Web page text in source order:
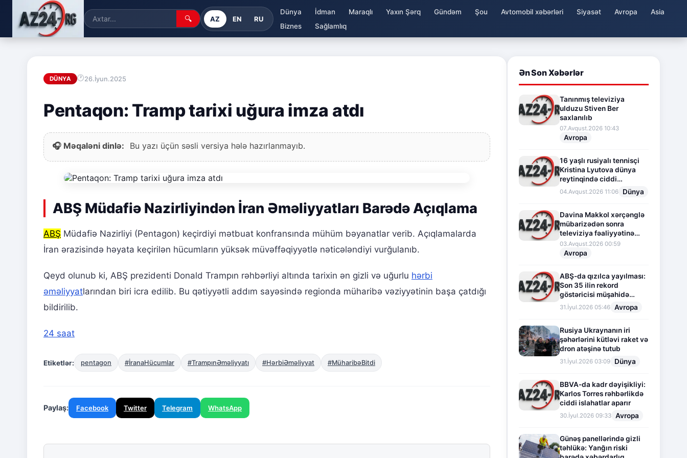
🔍 AZ EN RU
Dünya İdman Maraqlı Yaxın Şərq Gündəm Şou Avtomobil xəbərləri Siyasət Avropa
Asia
Biznes
Sağlamlıq
DÜNYA 26.İyun.2025
Pentaqon: Tramp tarixi uğura imza atdı
🎧 Məqaləni dinlə: Bu yazı üçün səsli versiya hələ hazırlanmayıb.
ABŞ Müdafiə Nazirliyindən İran Əməliyyatları Barədə Açıqlama
ABŞ Müdafiə Nazirliyi (Pentagon) keçirdiyi mətbuat konfransında mühüm bəyanatlar verib. Açıqlamalarda
İran ərazisində həyata keçirilən hücumların yüksək müvəffəqiyyətlə nəticələndiyi vurğulanıb.
Qeyd olunub ki, ABŞ prezidenti Donald Trampın rəhbərliyi altında tarixin ən gizli və uğurlu hərbi
əməliyyatlarından biri icra edilib. Bu qətiyyətli addım sayəsində regionda müharibə vəziyyətinin başa çatdığı
bildirilib.
24 saat
Etiketlər: pentagon #İranaHücumlar #TrampınƏməliyyatı #HərbiƏməliyyat #MüharibəBitdi
Paylaş: Facebook Twitter Telegram WhatsApp
Ən Son Xəbərlər
Tanınmış televiziya
ulduzu Stiven Ber
saxlanılıb
07.Avqust.2026 10:43
Avropa
16 yaşlı rusiyalı tennisçi
Kristina Lyutova dünya
reytinqində ciddi
irəliləyişə imza atdı
04.Avqust.2026 11:06 Dünya
Davina Makkol xərçənglə
mübarizədən sonra
televiziya fəaliyyətinə
fasilə verir
03.Avqust.2026 00:59
Avropa
ABŞ-da qızılca yayılması:
Son 35 ilin rekord
göstəricisi müşahidə
olunur
31.İyul.2026 05:46 Avropa
Rusiya Ukraynanın iri
şəhərlərini kütləvi raket və
dron atəşinə tutub
31.İyul.2026 03:09 Dünya
BBVA-da kadr dəyişikliyi:
Karlos Torres rəhbərlikdə
ciddi islahatlar aparır
30.İyul.2026 09:33 Avropa
Günəş panellərində gizli
təhlükə: Yanğın riski